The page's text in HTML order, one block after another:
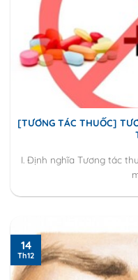
[TƯƠNG TÁC THUỐC]
I. Định nghĩa Tương tác
14
Th12